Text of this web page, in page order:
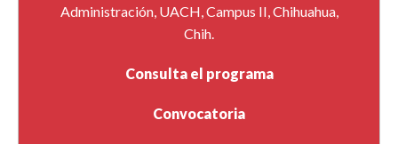
Administración, UACH, Campus II, Chihuahua,
Chih.
Consulta el programa
Convocatoria